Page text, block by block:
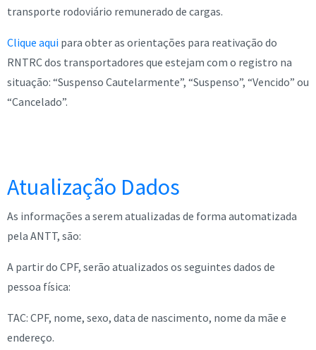
transporte rodoviário remunerado de cargas.
Clique aqui para obter as orientações para reativação do
RNTRC dos transportadores que estejam com o registro na
situação: “Suspenso Cautelarmente”, “Suspenso”, “Vencido” ou
“Cancelado”.
Atualização Dados
As informações a serem atualizadas de forma automatizada
pela ANTT, são:
A partir do CPF, serão atualizados os seguintes dados de
pessoa física:
TAC: CPF, nome, sexo, data de nascimento, nome da mãe e
endereço.